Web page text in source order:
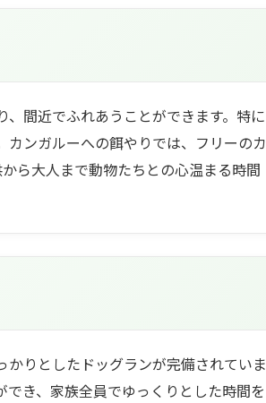
間近でふれあうことができます。特に
ンガルーへの餌やりでは、フリーのカ
ら大人まで動物たちとの心温まる時間
りとしたドッグランが完備されていま
き、家族全員でゆっくりとした時間を